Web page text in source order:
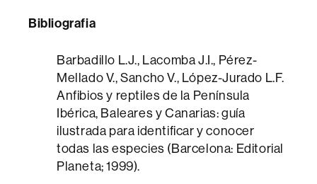
Bibliografia
Barbadillo L.J., Lacomba J.I., Pérez-
Mellado V., Sancho V., López-Jurado L.F.
Anfibios y reptiles de la Península
Ibérica, Baleares y Canarias: guía
ilustrada para identificar y conocer
todas las especies (Barcelona: Editorial
Planeta; 1999).